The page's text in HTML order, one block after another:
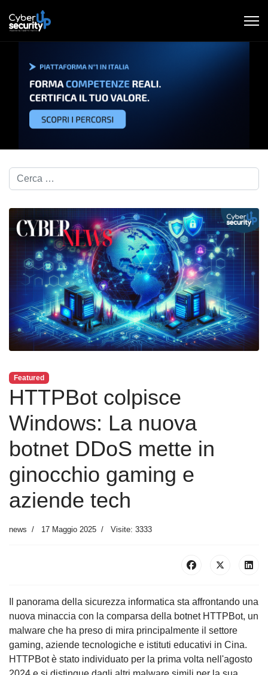
Cerca nel blog...
Featured
HTTPBot colpisce
Windows: La nuova
botnet DDoS mette in
ginocchio gaming e
aziende tech
news 17 Maggio 2025 Visite: 3333
Il panorama della sicurezza informatica sta affrontando una
nuova minaccia con la comparsa della botnet HTTPBot, un
malware che ha preso di mira principalmente il settore
gaming, aziende tecnologiche e istituti educativi in Cina.
HTTPBot è stato individuato per la prima volta nell'agosto